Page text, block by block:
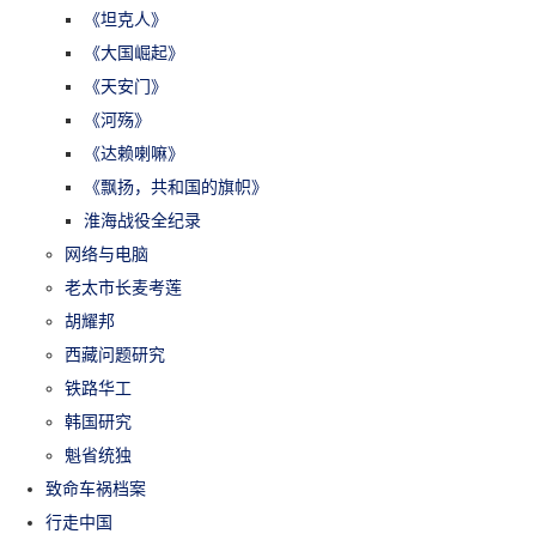
《坦克人》
《大国崛起》
《天安门》
《河殇》
《达赖喇嘛》
《飘扬，共和国的旗帜》
淮海战役全纪录
网络与电脑
老太市长麦考莲
胡耀邦
西藏问题研究
铁路华工
韩国研究
魁省统独
致命车祸档案
行走中国